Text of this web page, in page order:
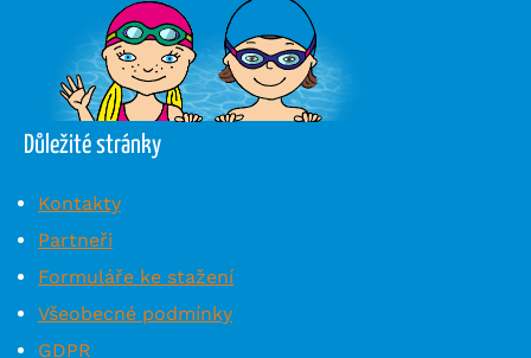
Důležité stránky
Kontakty
Partneři
Formuláře ke stažení
Všeobecné podmínky
GDPR